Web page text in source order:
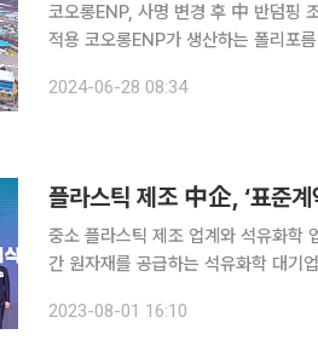
코오롱ENP, 사명 변경 후 中 반덤핑
적용 코오롱ENP가 생산하는 폴리포름알데히드 혼성중합체(POM)가 중국에서 해외 업체 중 가장
라스틱에서 코오롱ENP로 변경한 이
2024-06-28 08:34
플라스틱 제조 中企, ‘표준계
중소 플라스틱 제조 업계와 석유화학
간 원자재를 공급하는 석유화학 대기
계에 따르면 동반성장위원회는 플라
2023-08-01 16:10